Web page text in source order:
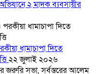
২ মাদক ব্যবসায়ীর
ধামাচাপা দিতে
২২ জুলাই ২০২৬